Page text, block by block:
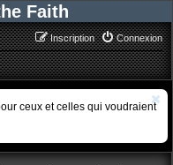
Faith
Connexion
Inscription
ceux et celles qui voudraient